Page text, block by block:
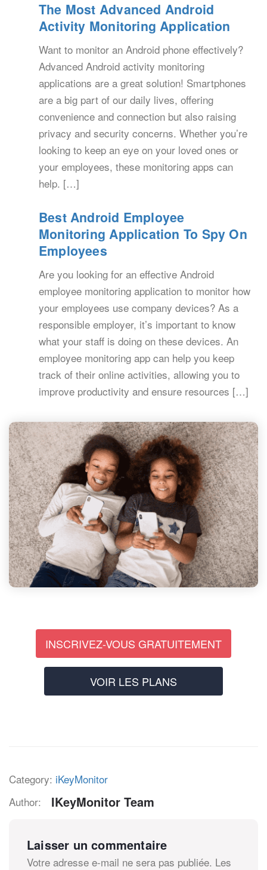
The Most Advanced Android
Activity Monitoring Application
Want to monitor an Android phone effectively?
Advanced Android activity monitoring
applications are a great solution! Smartphones
are a big part of our daily lives, offering
convenience and connection but also raising
privacy and security concerns. Whether you’re
looking to keep an eye on your loved ones or
your employees, these monitoring apps can
help. […]
Best Android Employee
Monitoring Application To Spy On
Employees
Are you looking for an effective Android
employee monitoring application to monitor how
your employees use company devices? As a
responsible employer, it’s important to know
what your staff is doing on these devices. An
employee monitoring app can help you keep
track of their online activities, allowing you to
improve productivity and ensure resources […]
INSCRIVEZ-VOUS GRATUITEMENT
VOIR LES PLANS
Category: iKeyMonitor
Author:
IKeyMonitor Team
Laisser un commentaire
Votre adresse e-mail ne sera pas publiée. Les